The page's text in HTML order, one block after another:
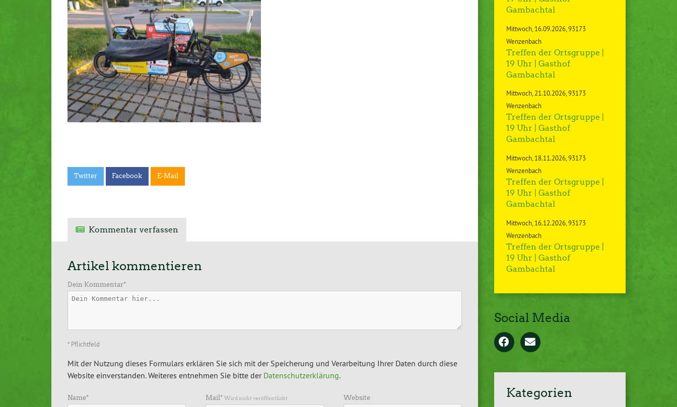
Twitter Facebook E-Mail
Kommentar verfassen
Artikel kommentieren
Dein Kommentar*
* Pflichtfeld
Mit der Nutzung dieses Formulars erklären Sie sich mit der Speicherung und Verarbeitung Ihrer Daten durch diese
Website einverstanden. Weiteres entnehmen Sie bitte der Datenschutzerklärung.
Name* Mail* Wird nicht veröffentlicht Website
Gambachtal
Mittwoch 16.09.2026 93173
Wenzenbach
Treffen der Ortsgruppe |
19 Uhr | Gasthof
Gambachtal
Mittwoch 21.10.2026 93173
Wenzenbach
Treffen der Ortsgruppe |
19 Uhr | Gasthof
Gambachtal
Mittwoch 18.11.2026 93173
Wenzenbach
Treffen der Ortsgruppe |
19 Uhr | Gasthof
Gambachtal
Mittwoch 16.12.2026 93173
Wenzenbach
Treffen der Ortsgruppe |
19 Uhr | Gasthof
Gambachtal
Social Media
Kategorien